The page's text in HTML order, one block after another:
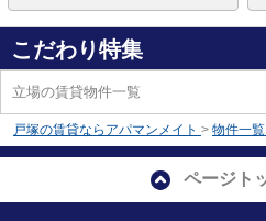
こだわり特集
立場の賃貸物件一覧
戸塚の賃貸ならアパマンメイト > 物件一覧
ページト